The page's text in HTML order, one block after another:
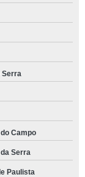
Serra
Campo
Serra
Paulista